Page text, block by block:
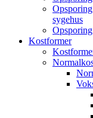
sygehus
Kostformer